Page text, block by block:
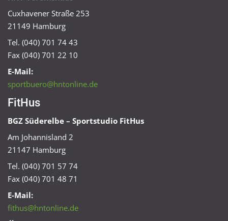
Cuxhavener Straße 253
21149 Hamburg
Tel. (040) 701 74 43
Fax (040) 701 22 10
E-Mail:
sportbuero@hntonline.de
FitHus
BGZ Süderelbe – Sportstudio FitHus
Am Johannisland 2
21147 Hamburg
Tel. (040) 701 57 74
Fax (040) 701 48 71
E-Mail:
fithus@hntonline.de